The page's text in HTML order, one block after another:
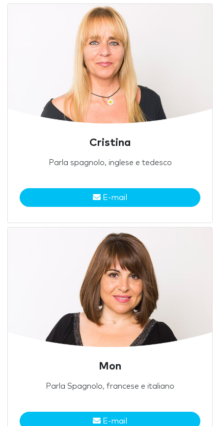
Cristina
Parla spagnolo, inglese e tedesco
E-mail
Mon
Parla Spagnolo, francese e italiano
E-mail